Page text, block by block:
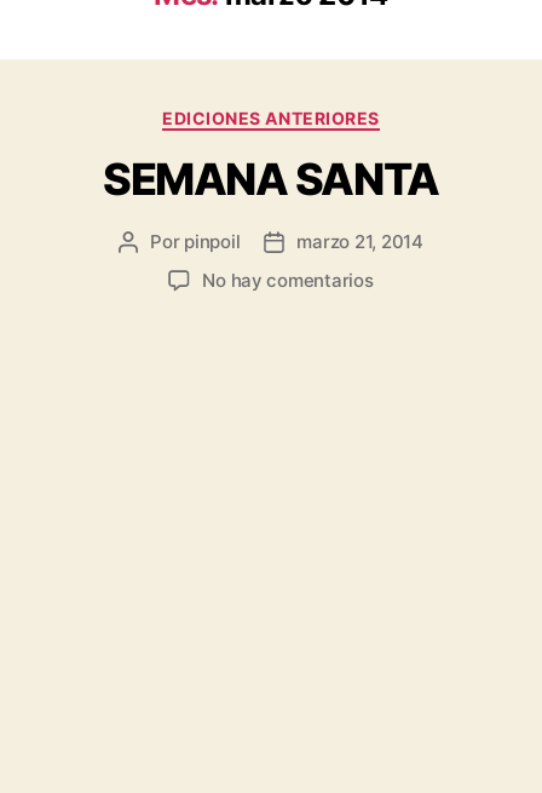
EDICIONES ANTERIORES
SEMANA SANTA
Por pinpoil
marzo 21, 2014
No hay comentarios